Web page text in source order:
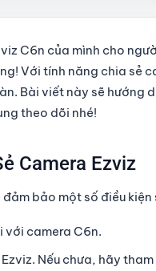
C6n của mình cho
Với tính năng chia sẻ
Bài viết này sẽ hướng
theo dõi nhé!
Camera Ezviz
bảo một số điều kiện
với camera C6n.
Nếu chưa, hãy